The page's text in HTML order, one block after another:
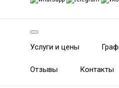
Услуги и цены
Отзывы Контакты